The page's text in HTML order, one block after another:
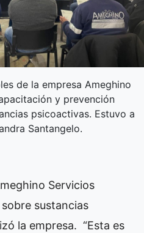
de la empresa Ameghino
y prevención
psicoactivas. Estuvo a
Santangelo.
Servicios
sustancias
la empresa. “Esta es